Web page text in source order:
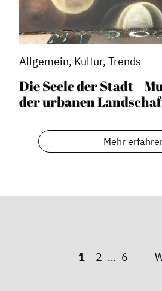
Allgemein, Kultur, Trends
Die Seele der Stadt –
der urbanen
Mehr
1 2 6